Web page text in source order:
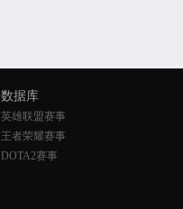
数据库
英雄联盟赛事
王者荣耀赛事
DOTA2赛事